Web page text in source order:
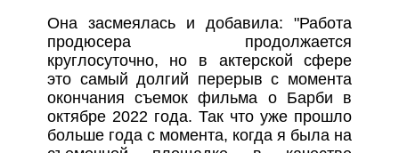
Она засмеялась и добавила: "Работа
продюсера продолжается
круглосуточно, но в актерской сфере
это самый долгий перерыв с момента
окончания съемок фильма о Барби в
октябре 2022 года. Так что уже прошло
больше года с момента, когда я была на